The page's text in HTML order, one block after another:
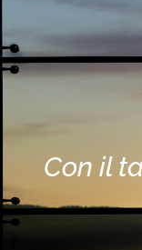
Con il